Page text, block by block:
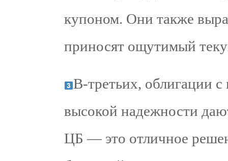
купоном. Они также
приносят ощутимый
В-третьих, облигации
высокой надежности
ЦБ — это отличное